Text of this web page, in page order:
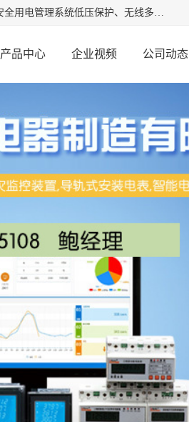
江苏安科瑞电器制造有限公司是安科瑞电气股份有限公司是物联网电表、消防物联网系统、安全用电管理系统低压保护、无线多功能电表、智能光伏等系列产品的生产基地。为客户提供可靠用电、节约用电、安全用电的完整解决方案，在智能电网用户端、新能源、物联网等前沿领域不断探索开发新产品。流箱,数显工控表,火灾监控装置。
产品中心 企业视频 公司动态